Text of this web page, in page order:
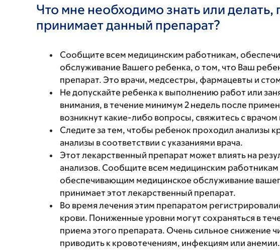
Что мне необходимо знать или
принимает данный препарат?
Сообщите всем медицинским работникам,
обслуживание Вашего ребенка, о том, что Ваш
препарат. Это врачи, медсестры, фармацевты и
Не допускайте ребенка к выполнению работ или
внимания, в течение минимум 2 недель после
возникнут какие-либо вопросы, свяжитесь с
Следите за тем, чтобы ребенок проходил анализы
анализы в соответствии с указаниями врача.
Этот лекарственный препарат может влиять на
анализов. Сообщите всем медицинским
обеспечивающим медицинское обслуживание
принимает этот лекарственный препарат.
Во время лечения этим препаратом
крови. Пониженные уровни могут сохраняться в
приема этого препарата. Очень сильное снижение
приводить к кровотечениям, инфекциям или